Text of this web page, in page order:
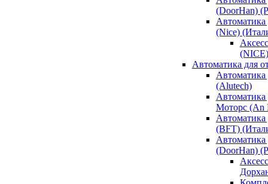
(DoorHan)
Автоматика
(Nice)
(NICE)
Автоматика для
(Alutech)
Моторс (An
(BFT)
Автоматика
(DoorHan)